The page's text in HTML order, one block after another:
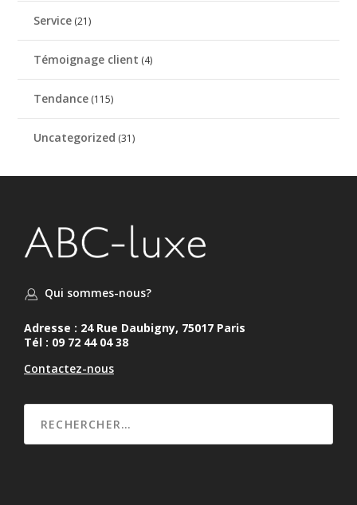
Service (21)
Témoignage client (4)
Tendance (115)
Uncategorized (31)
Qui sommes-nous?
Adresse : 24 Rue Daubigny, 75017 Paris
Tél : 09 72 44 04 38
Contactez-nous